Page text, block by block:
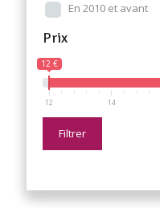
En 2010 et avant
Prix
12 €
12 14
Filtrer